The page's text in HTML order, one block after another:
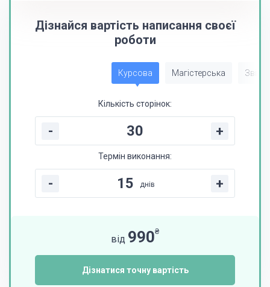
Дізнайся вартість написання своєї
роботи
Курсова Магістерська Звіт
Кількість сторінок:
- +
Термін виконання:
- днів +
від 990₴
Дізнатися точну вартість